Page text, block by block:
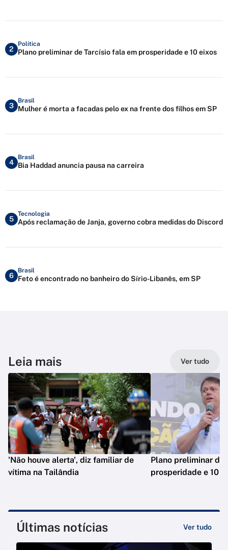
2
Política
Plano preliminar de Tarcísio fala em prosperidade e 10 eixos
3
Brasil
Mulher é morta a facadas pelo ex na frente dos filhos em SP
4
Brasil
Bia Haddad anuncia pausa na carreira
5
Tecnologia
Após reclamação de Janja, governo cobra medidas do Discord
6
Brasil
Feto é encontrado no banheiro do Sírio-Libanês, em SP
Leia mais Ver tudo
'Não houve alerta', diz familiar de
vítima na Tailândia
Plano preliminar de
prosperidade e 10
Últimas notícias Ver tudo